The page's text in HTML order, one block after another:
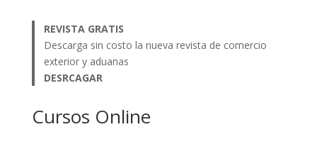
REVISTA GRATIS
Descarga sin costo la nueva revista de comercio
exterior y aduanas
DESRCAGAR
Cursos Online